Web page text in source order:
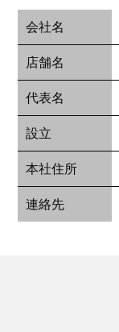
会社名
店舗名
代表名
設立
本社住所
連絡先